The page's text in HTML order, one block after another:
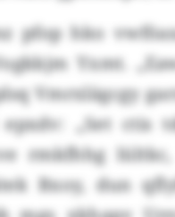
pfop hko
Yxmt.
Vmrxlägcgy
„Set ctis
rmkfhhg
Bxoy, dun